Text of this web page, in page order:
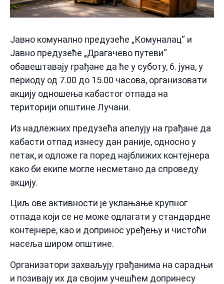
Јавно комунално предузеће „Комуналац“ и
Јавно предузеће „Драгачево путеви“
обавештавају грађане да ће у суботу, 6. јуна, у
периоду од 7.00 до 15.00 часова, организовати
акцију одношења кабастог отпада на
територији општине Лучани.
Из надлежних предузећа апелују на грађане да
кабасти отпад изнесу дан раније, односно у
петак, и одложе га поред најближих контејнера
како би екипе могле несметано да спроведу
акцију.
Циљ ове активности је уклањање крупног
отпада који се не може одлагати у стандардне
контејнере, као и допринос уређењу и чистоћи
насеља широм општине.
Организатори захваљују грађанима на сарадњи
и позивају их да својим учешћем допринесу